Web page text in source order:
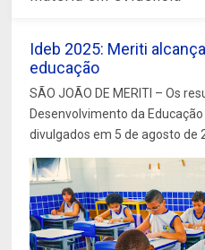
Ideb 2025: Meriti
educação
SÃO JOÃO DE MERITI – Os
Desenvolvimento da
divulgados em 5 de agosto de